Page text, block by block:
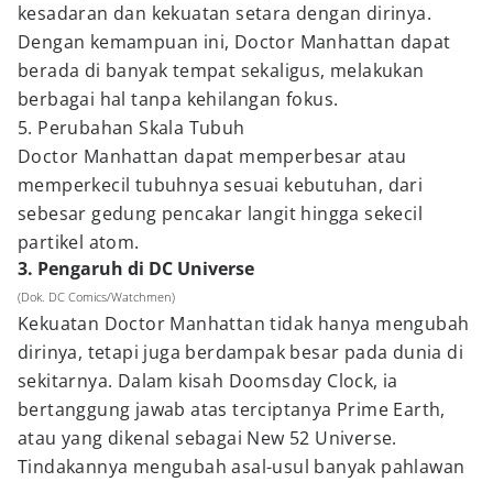
kesadaran dan kekuatan setara dengan dirinya.
Dengan kemampuan ini, Doctor Manhattan dapat
berada di banyak tempat sekaligus, melakukan
berbagai hal tanpa kehilangan fokus.
5. Perubahan Skala Tubuh
Doctor Manhattan dapat memperbesar atau
memperkecil tubuhnya sesuai kebutuhan, dari
sebesar gedung pencakar langit hingga sekecil
partikel atom.
3. Pengaruh di DC Universe
(Dok. DC Comics/Watchmen)
Kekuatan Doctor Manhattan tidak hanya mengubah
dirinya, tetapi juga berdampak besar pada dunia di
sekitarnya. Dalam kisah Doomsday Clock, ia
bertanggung jawab atas terciptanya Prime Earth,
atau yang dikenal sebagai New 52 Universe.
Tindakannya mengubah asal-usul banyak pahlawan